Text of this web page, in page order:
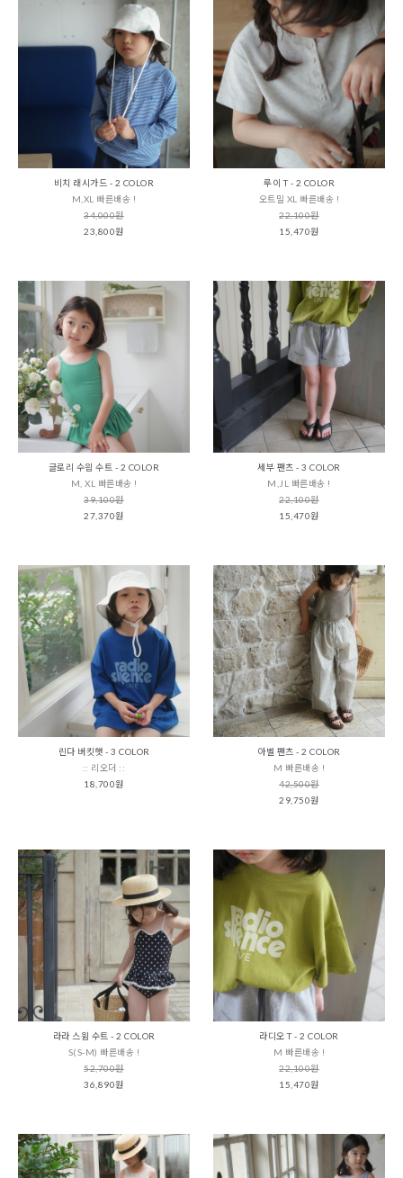
비치 래시가드 - 2 COLOR
M,XL 빠른배송 !
34,000원
23,800원
루이 T - 2 COLOR
오트밀 XL 빠른배송 !
22,100원
15,470원
글로리 수읨 수트 - 2 COLOR
M, XL 빠른배송 !
39,100원
27,370원
세부 팬츠 - 3 COLOR
M,JL 빠른배송 !
22,100원
15,470원
린다 버킷햇 - 3 COLOR
:: 리오더 ::
18,700원
아벨 팬츠 - 2 COLOR
M 빠른배송 !
42,500원
29,750원
라라 스윔 수트 - 2 COLOR
S(S-M) 빠른배송 !
52,700원
36,890원
라디오 T - 2 COLOR
M 빠른배송 !
22,100원
15,470원